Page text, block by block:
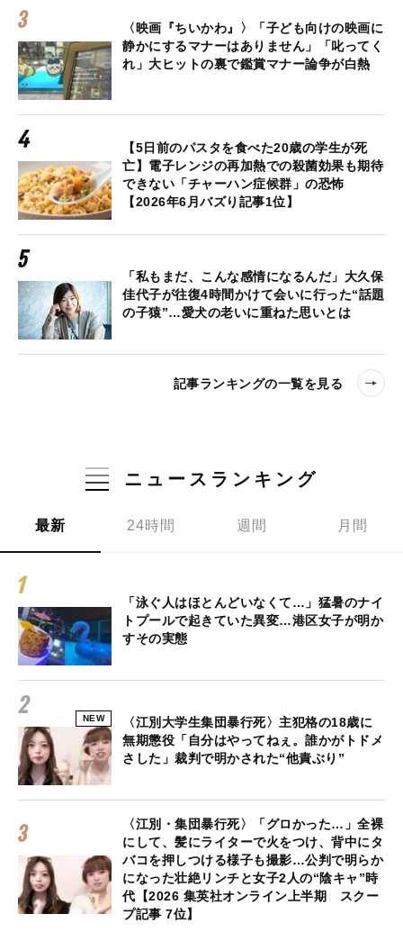
〈映画『ちいかわ』〉「子ども向けの映画に
静かにするマナーはありません」「叱ってく
れ」大ヒットの裏で鑑賞マナー論争が白熱
【5日前のパスタを食べた20歳の学生が死
亡】電子レンジの再加熱での殺菌効果も期待
できない「チャーハン症候群」の恐怖
【2026年6月バズり記事1位】
「私もまだ、こんな感情になるんだ」大久保
佳代子が往復4時間かけて会いに行った“話題
の子猿”…愛犬の老いに重ねた思いとは
記事ランキングの一覧を見る
ニュースランキング
最新 24時間 週間 月間
「泳ぐ人はほとんどいなくて…」猛暑のナイ
トプールで起きていた異変…港区女子が明か
すその実態
NEW
〈江別大学生集団暴行死〉主犯格の18歳に
無期懲役「自分はやってねぇ。誰かがトドメ
さした」裁判で明かされた“他責ぶり”
〈江別・集団暴行死〉「グロかった…」全裸
にして、髪にライターで火をつけ、背中にタ
バコを押しつける様子も撮影…公判で明らか
になった壮絶リンチと女子2人の“陰キャ”時
代【2026 集英社オンライン上半期 スクー
プ記事 7位】